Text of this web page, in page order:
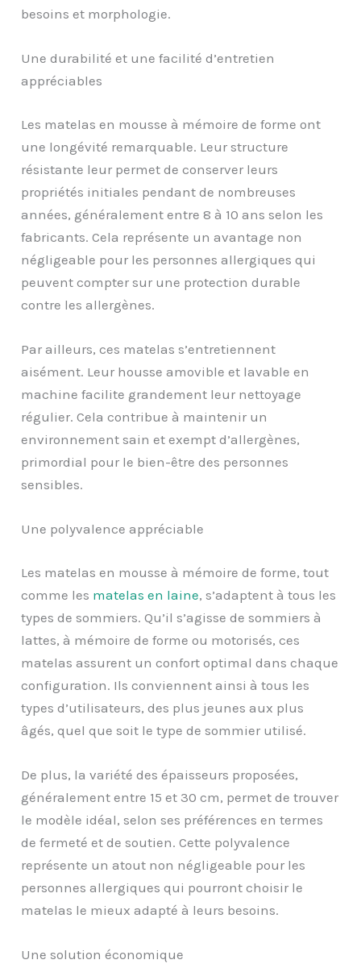
besoins et morphologie.
Une durabilité et une facilité d’entretien
appréciables
Les matelas en mousse à mémoire de forme ont
une longévité remarquable. Leur structure
résistante leur permet de conserver leurs
propriétés initiales pendant de nombreuses
années, généralement entre 8 à 10 ans selon les
fabricants. Cela représente un avantage non
négligeable pour les personnes allergiques qui
peuvent compter sur une protection durable
contre les allergènes.
Par ailleurs, ces matelas s’entretiennent
aisément. Leur housse amovible et lavable en
machine facilite grandement leur nettoyage
régulier. Cela contribue à maintenir un
environnement sain et exempt d’allergènes,
primordial pour le bien-être des personnes
sensibles.
Une polyvalence appréciable
Les matelas en mousse à mémoire de forme, tout
comme les matelas en laine, s’adaptent à tous les
types de sommiers. Qu’il s’agisse de sommiers à
lattes, à mémoire de forme ou motorisés, ces
matelas assurent un confort optimal dans chaque
configuration. Ils conviennent ainsi à tous les
types d’utilisateurs, des plus jeunes aux plus
âgés, quel que soit le type de sommier utilisé.
De plus, la variété des épaisseurs proposées,
généralement entre 15 et 30 cm, permet de trouver
le modèle idéal, selon ses préférences en termes
de fermeté et de soutien. Cette polyvalence
représente un atout non négligeable pour les
personnes allergiques qui pourront choisir le
matelas le mieux adapté à leurs besoins.
Une solution économique